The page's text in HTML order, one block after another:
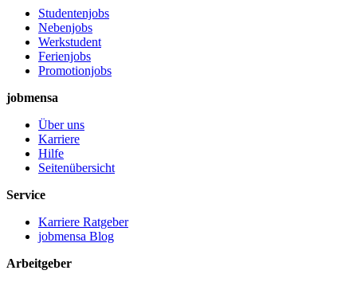
Studentenjobs
Nebenjobs
Werkstudent
Ferienjobs
Promotionjobs
jobmensa
Über uns
Karriere
Hilfe
Seitenübersicht
Service
Karriere Ratgeber
jobmensa Blog
Arbeitgeber